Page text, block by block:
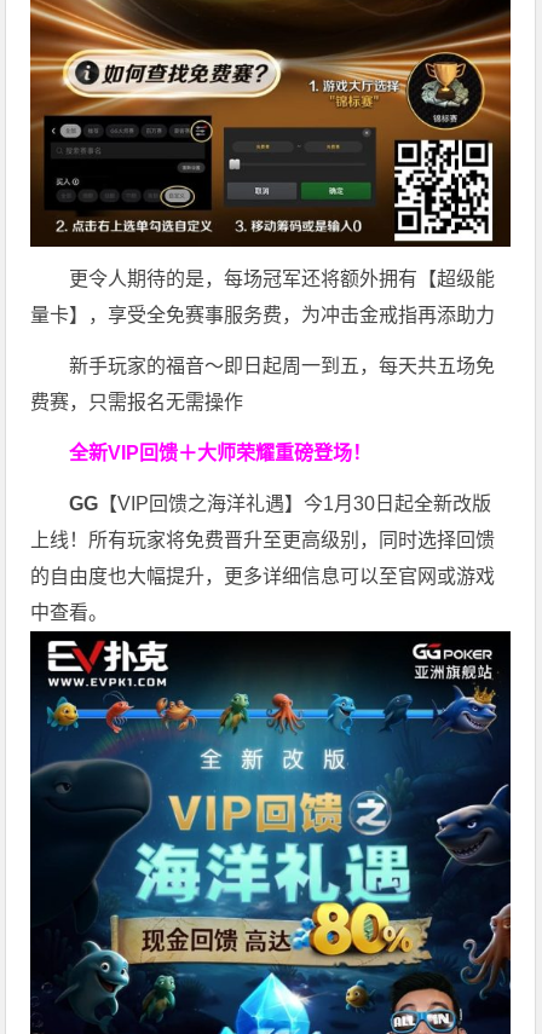
更令人期待的是，每场冠军还将额外拥有【超级能
量卡】，享受全免赛事服务费，为冲击金戒指再添助力
新手玩家的福音～即日起周一到五，每天共五场免
费赛，只需报名无需操作
全新VIP回馈＋大师荣耀重磅登场！
GG 【VIP回馈之海洋礼遇】今1月30日起全新改版
上线！所有玩家将免费晋升至更高级别，同时选择回馈
的自由度也大幅提升，更多详细信息可以至官网或游戏
中查看。